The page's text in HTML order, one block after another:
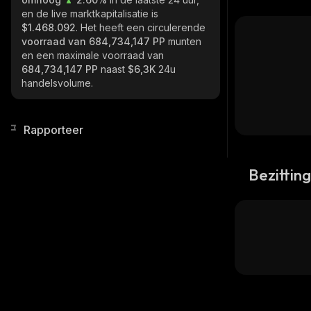
en de live marktkapitalisatie is
$1.468.092. Het heeft een circulerende
voorraad van 684,734,147 PP munten
en een maximale voorraad van
684,734,147 PP naast $6,3K 24u
handelsvolume.
Rapporteer